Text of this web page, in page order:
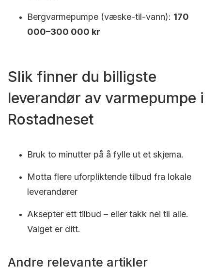
Bergvarmepumpe (væske-til-vann): 170
000–300 000 kr
Slik finner du billigste
leverandør av varmepumpe i
Rostadneset
Bruk to minutter på å fylle ut et skjema.
Motta flere uforpliktende tilbud fra lokale
leverandører
Aksepter ett tilbud – eller takk nei til alle.
Valget er ditt.
Andre relevante artikler